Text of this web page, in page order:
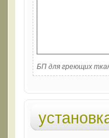
БП для греющих